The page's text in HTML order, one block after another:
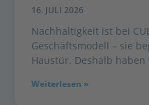
16. JULI 2026
Nachhaltigkeit ist bei
Geschäftsmodell – sie
Haustür. Deshalb haben
Weiterlesen »